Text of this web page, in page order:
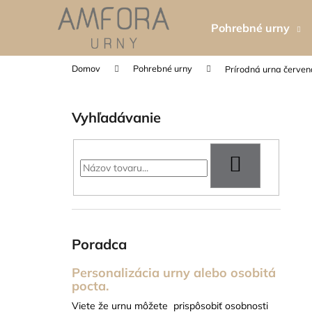
Pohrebné urny
Domov Pohrebné urny Prírodná urna
Vyhľadávanie
Poradca
Personalizácia urny alebo osobitá
pocta.
Viete že urnu môžete prispôsobiť osobnosti
í
do
do
TABUĽKA NA HROBOVÝ KRÍŽ